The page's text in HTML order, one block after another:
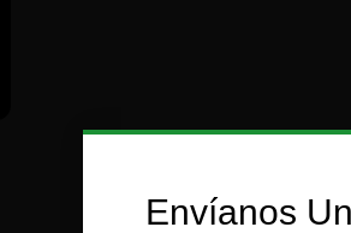
Envíanos